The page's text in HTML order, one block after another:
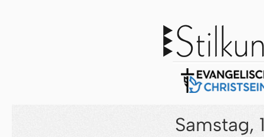
Samstag,